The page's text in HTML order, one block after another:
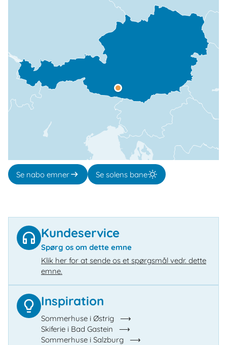
Se nabo emner Se solens bane
Kundeservice
Spørg os om dette emne
Klik her for at sende os et spørgsmål vedr. dette
emne.
Inspiration
Sommerhuse i Østrig
Skiferie i Bad Gastein
Sommerhuse i Salzburg